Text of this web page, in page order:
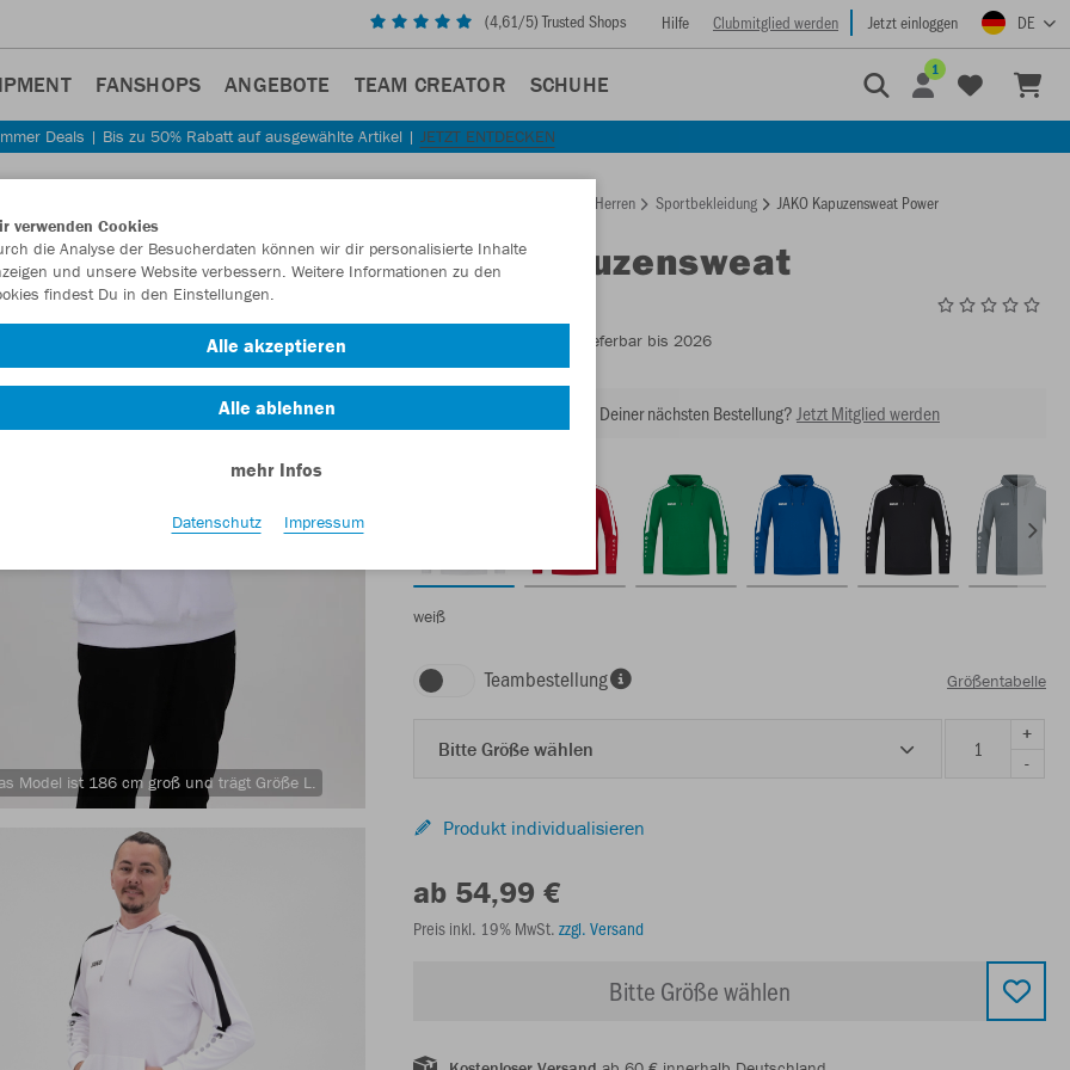
(4,61/5) Trusted Shops Hilfe Clubmitglied werden Jetzt einloggen DE
FANSHOPS ANGEBOTE TEAM CREATOR SCHUHE
1
Deals | Bis zu 50% Rabatt auf ausgewählte Artikel | JETZT ENTDECKEN
Model ist 186 cm groß und trägt Größe L.
Herren Sportbekleidung JAKO Kapuzensweat Power
JAKOKapuzensweat
- Lieferbar bis 2026
Lust auf 30% Rabatt bei Deiner nächsten Bestellung? Jetzt Mitglied werden
weiß
Teambestellung Größentabelle
Bitte Größe wählen
+
-
Produkt individualisieren
ab 54,99 €
Preis inkl. 19% MwSt. zzgl. Versand
Bitte Größe wählen
verwenden Cookies
die Analyse der Besucherdaten können wir dir personalisierte Inhalte
und unsere Website verbessern. Weitere Informationen zu den
findest Du in den Einstellungen.
Alle akzeptieren
Alle ablehnen
mehr Infos
Datenschutz Impressum